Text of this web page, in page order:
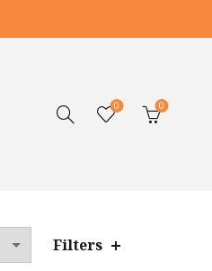
0 0
Filters